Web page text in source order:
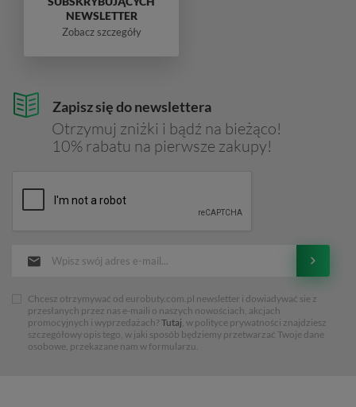
Zapisz się do newslettera
Otrzymuj zniżki i bądź na bieżąco!
10% rabatu na pierwsze zakupy!
Chcesz otrzymywać od eurobuty.com.pl newsletter i dowiadywać sie z
przesłanych przez nas e-maili o naszych nowościach, akcjach
promocyjnych i wyprzedażach? Tutaj, w polityce prywatności znajdziesz
szczegółowy opis tego, w jaki sposób będziemy przetwarzać Twoje dane
osobowe, przekazane nam w formularzu.
NEWSLETTER
Zobacz szczegóły